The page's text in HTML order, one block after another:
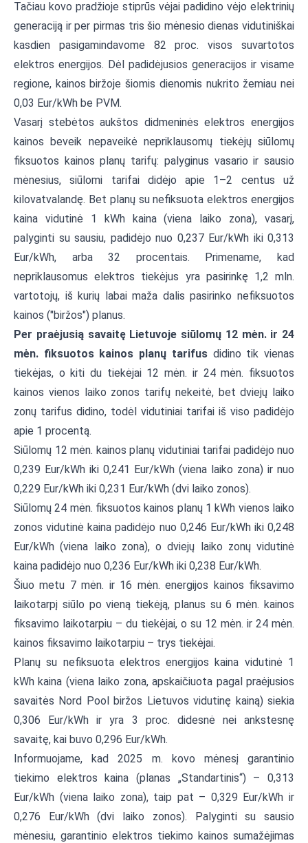
Tačiau kovo pradžioje stiprūs vėjai padidino vėjo elektrinių
generaciją ir per pirmas tris šio mėnesio dienas vidutiniškai
kasdien pasigamindavome 82 proc. visos suvartotos
elektros energijos. Dėl padidėjusios generacijos ir visame
regione, kainos biržoje šiomis dienomis nukrito žemiau nei
0,03 Eur/kWh be PVM.
Vasarį stebėtos aukštos didmeninės elektros energijos
kainos beveik nepaveikė nepriklausomų tiekėjų siūlomų
fiksuotos kainos planų tarifų: palyginus vasario ir sausio
mėnesius, siūlomi tarifai didėjo apie 1–2 centus už
kilovatvalandę. Bet planų su nefiksuota elektros energijos
kaina vidutinė 1 kWh kaina (viena laiko zona), vasarį,
palyginti su sausiu, padidėjo nuo 0,237 Eur/kWh iki 0,313
Eur/kWh, arba 32 procentais. Primename, kad
nepriklausomus elektros tiekėjus yra pasirinkę 1,2 mln.
vartotojų, iš kurių labai maža dalis pasirinko nefiksuotos
kainos ("biržos") planus.
Per praėjusią savaitę Lietuvoje siūlomų 12 mėn. ir 24
mėn. fiksuotos kainos planų tarifusdidino tik vienas
tiekėjas, o kiti du tiekėjai 12 mėn. ir 24 mėn. fiksuotos
kainos vienos laiko zonos tarifų nekeitė, bet dviejų laiko
zonų tarifus didino, todėl vidutiniai tarifai iš viso padidėjo
apie 1 procentą.
Siūlomų 12 mėn. kainos planų vidutiniai tarifai padidėjo nuo
0,239 Eur/kWh iki 0,241 Eur/kWh (viena laiko zona) ir nuo
0,229 Eur/kWh iki 0,231 Eur/kWh (dvi laiko zonos).
Siūlomų 24 mėn. fiksuotos kainos planų 1 kWh vienos laiko
zonos vidutinė kaina padidėjo nuo 0,246 Eur/kWh iki 0,248
Eur/kWh (viena laiko zona), o dviejų laiko zonų vidutinė
kaina padidėjo nuo 0,236 Eur/kWh iki 0,238 Eur/kWh.
Šiuo metu 7 mėn. ir 16 mėn. energijos kainos fiksavimo
laikotarpį siūlo po vieną tiekėją, planus su 6 mėn. kainos
fiksavimo laikotarpiu – du tiekėjai, o su 12 mėn. ir 24 mėn.
kainos fiksavimo laikotarpiu – trys tiekėjai.
Planų su nefiksuota elektros energijos kaina vidutinė 1
kWh kaina (viena laiko zona, apskaičiuota pagal praėjusios
savaitės Nord Pool biržos Lietuvos vidutinę kainą) siekia
0,306 Eur/kWh ir yra 3 proc. didesnė nei ankstesnę
savaitę, kai buvo 0,296 Eur/kWh.
Informuojame, kad 2025 m. kovo mėnesį garantinio
tiekimo elektros kaina (planas „Standartinis“) – 0,313
Eur/kWh (viena laiko zona), taip pat – 0,329 Eur/kWh ir
0,276 Eur/kWh (dvi laiko zonos). Palyginti su sausio
mėnesiu, garantinio elektros tiekimo kainos sumažėjimas